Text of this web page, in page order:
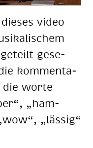
vi­deo
ge­se­
kom­men­ta­
die wor­te
„ham­
„läs­sig“